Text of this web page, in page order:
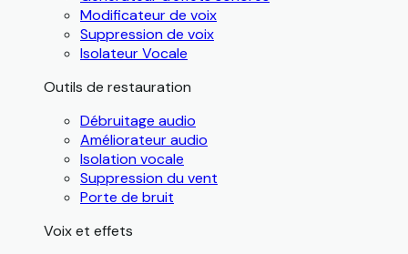
Modificateur de voix
Suppression de voix
Isolateur Vocale
Outils de restauration
Débruitage audio
Améliorateur audio
Isolation vocale
Suppression du vent
Porte de bruit
Voix et effets